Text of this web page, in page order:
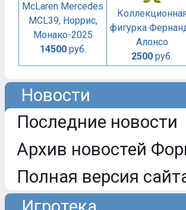
McLaren Mercedes
MCL39, Норрис,
Монако-2025
14500руб.
фигурка
Алонсо
2500 руб.
Новости
Последние новости
Архив новостей
Полная версия